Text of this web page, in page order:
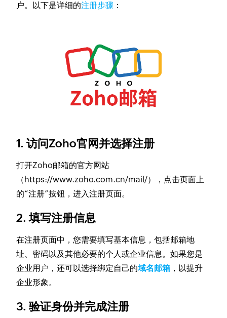
户。以下是详细的注册步骤 ：
1. 访问Zoho官网并选择注册
打开Zoho邮箱的官方网站
（https://www.zoho.com.cn/mail/），点击页面上
的“注册”按钮，进入注册页面。
2. 填写注册信息
在注册页面中，您需要填写基本信息，包括邮箱地
址、密码以及其他必要的个人或企业信息。如果您是
企业用户，还可以选择绑定自己的域名邮箱 ，以提升
企业形象。
3. 验证身份并完成注册